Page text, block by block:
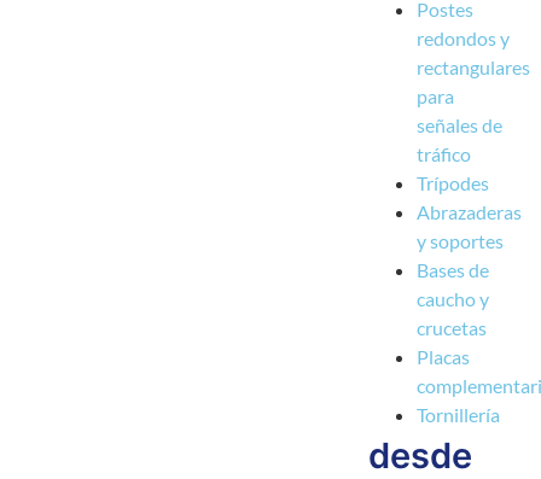
Postes
redondos y
rectangulares
para
señales de
tráfico
Trípodes
Abrazaderas
y soportes
Bases de
caucho y
crucetas
Placas
Tornillería
desde